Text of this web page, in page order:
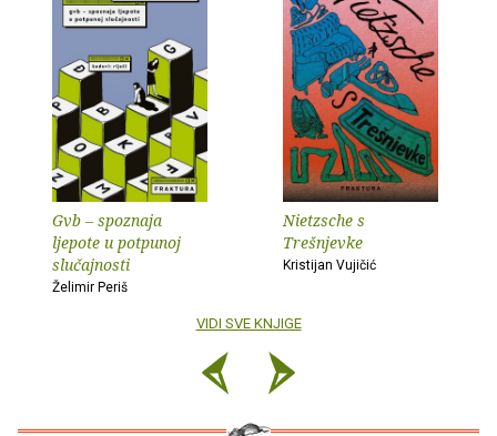
Gvb – spoznaja
ljepote u potpunoj
slučajnosti
Želimir Periš
Nietzsche s
Trešnjevke
Kristijan Vujičić
VIDI SVE KNJIGE